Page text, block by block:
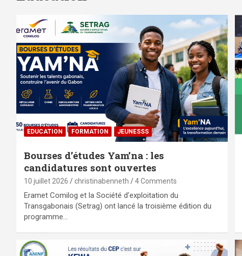
EDUCATION FORMATION JEUNESSS
Bourses d’études Yam’na : les
candidatures sont ouvertes
10 juillet 2026 christinabenneth 4 Comments
Eramet Comilog et la Société d’exploitation du
Transgabonais (Setrag) ont lancé la troisième édition du
programme…